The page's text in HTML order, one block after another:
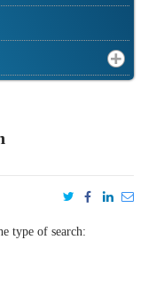
type of search: